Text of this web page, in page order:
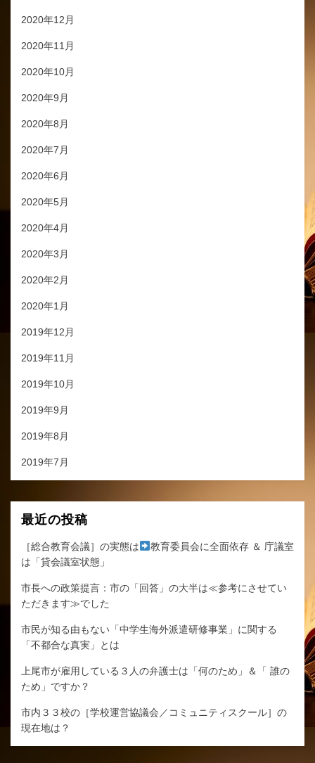
2020年12月
2020年11月
2020年10月
2020年9月
2020年8月
2020年7月
2020年6月
2020年5月
2020年4月
2020年3月
2020年2月
2020年1月
2019年12月
2019年11月
2019年10月
2019年9月
2019年8月
2019年7月
最近の投稿
［総合教育会議］の実態は
教育委員会に全面依存 ＆ 庁議室
は「貸会議室状態」
市長への政策提言：市の「回答」の大半は≪参考にさせてい
ただきます≫でした
市民が知る由もない「中学生海外派遣研修事業」に関する
「不都合な真実」とは
上尾市が雇用している３人の弁護士は「何のため」＆「 誰の
ため」ですか？
市内３３校の［学校運営協議会／コミュニティスクール］の
現在地は？